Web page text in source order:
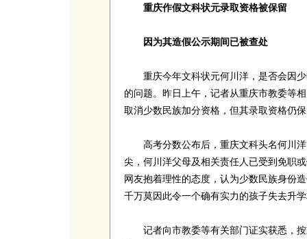
重庆作假文科状元录取资格被保留
因为其造假公示期间已被查处
重庆今年文科状元何川洋，是否会因少
的问题。昨日上午，记者从重庆市教委等
取消少数民族加分资格，但其录取资格仍
高考分数公布后，重庆文科头名何川洋
尖，何川洋父母及相关责任人已受到免职
网友抱着理性的态度，认为少数民族身份
千万莫因此令一个确有实力的孩子失去升
记者向市教委等有关部门证实获悉，按